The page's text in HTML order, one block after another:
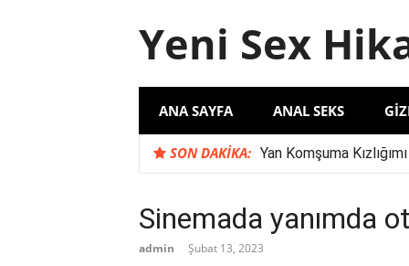
Yeni Sex
ANA SAYFA ANAL SEKS
SON DAKIKA: Yan Komşuma
Komşu İlişkilerinde Şule
‘Evli Çift ile Yaşadığım
Sinemada yanımda
admin Şubat 13, 2023